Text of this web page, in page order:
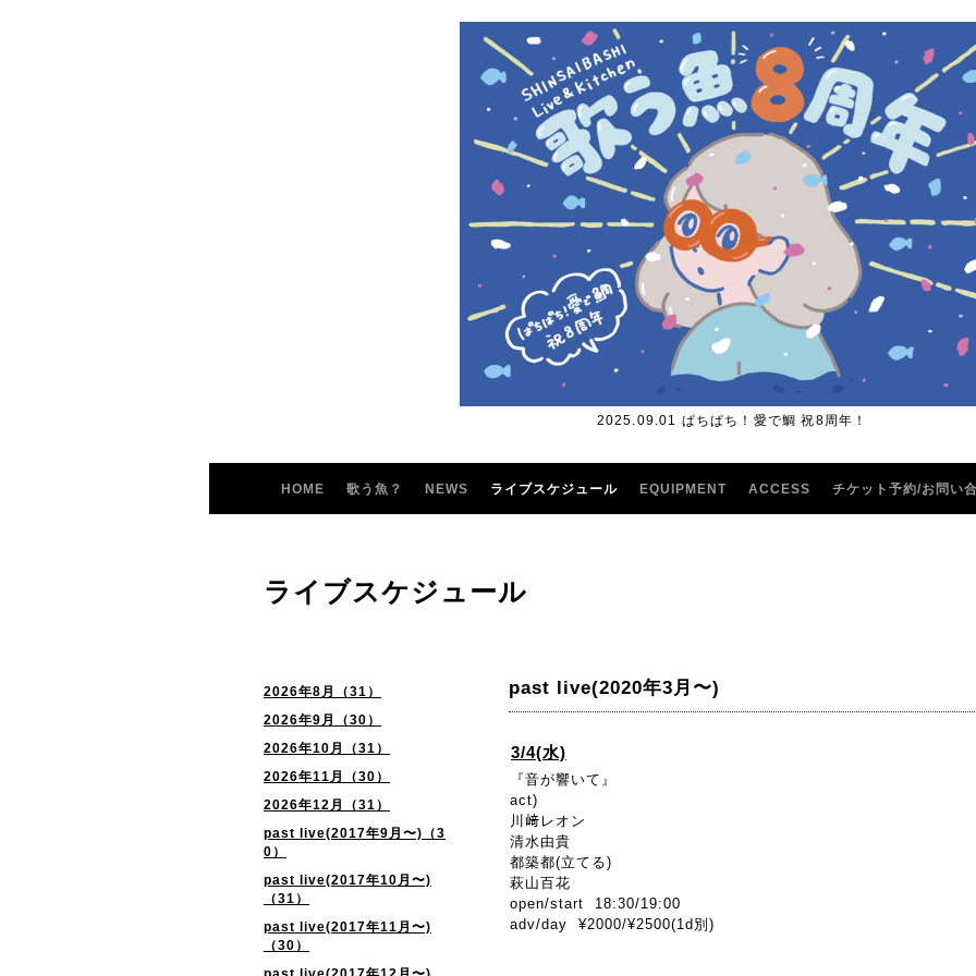
2025.09.01 ぱちぱち！愛で鯛 祝8周年！
HOME 歌う魚？ NEWS ライブスケジュール EQUIPMENT ACCESS チケット予約/お問い
2026年8月（31）
2026年9月（30）
2026年10月（31）
2026年11月（30）
2026年12月（31）
past live(2017年9月〜)（3
0）
past live(2017年10月〜)
（31）
past live(2017年11月〜)
（30）
ライブスケジュール
past live(2020年3月〜)
3/4(水)
『音が響いて』
act)
川﨑レオン
清水由貴
都築都(立てる)
萩山百花
open/start 18:30/19:00
adv/day ¥2000/¥2500(1d別)